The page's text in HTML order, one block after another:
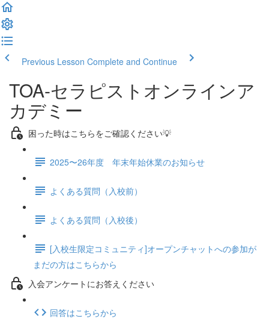
Previous Lesson Complete and Continue
TOA-セラピストオンラインア
カデミー
困った時はこちらをご確認ください💡
2025〜26年度 年末年始休業のお知らせ
よくある質問（入校前）
よくある質問（入校後）
[入校生限定コミュニティ]オープンチャットへの参加が
まだの方はこちらから
入会アンケートにお答えください
回答はこちらから